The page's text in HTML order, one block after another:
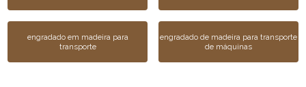
engradado em madeira para
transporte
engradado de madeira para transporte
de máquinas